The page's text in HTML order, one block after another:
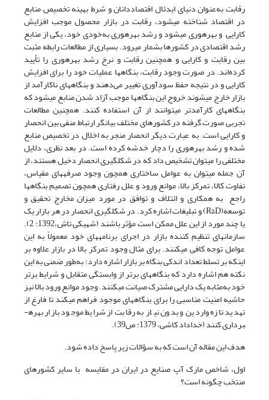
رقابت به‌عنوان دنیای ایدئال اقتصاددانان و شرط بهینه تخصیص منابع
در اقتصاد شناخته می­شود، رقابت در بازار محصول موجب افزایش
کارایی و بهره­وری می­شود و رشد بهره­وری به‌خودی خود، یکی از منابع
رشد اقتصادی در کشورها بشمار می­رود. بسیاری از مطالعات رابطه مثبت
بین رقابت و کارایی و همچنین رقابت و نرخ رشد بهره­وری را تأیید
کرده‌اند. در صورت وجود رقابت، بنگاه­ها عملیات خود را برای افزایش
کارایی و در نتیجه حفظ سودآوری تغییر می‌دهند و بنگاه­های ناکارآمد از
بازار خارج می­شوند خروج این بنگاه­ها موجب آزاد شدن منابع می­شود که
بنگاه­های کارآمدتر می­توانند از آن استفاده کنند. همچنین مطالعات
تجربی صورت گرفته در کشورهای مختلف بیانگر ارتباط منفی بین انحصار
و کارایی است. به عبارت دیگر انحصار منجر به اخلال در تخصیص منابع
شده و رشد بهره­وری را دچار خدشه کرده است. در بعد نظری، دلایل
مختلفی را می­توان تشخیص داد که در شکل­گیری انحصار دخیل هستند، از
آن جمله می­توان به عوامل ساختاری همچون وجود صرفه­های مقیاس،
تفاوت کالا، تمرکز بالا، موانع ورود و علل رفتاری همچون تصمیم بنگاه­ها
راجع به همکاری و ائتلاف و توافق در مورد میزان مخارج تحقیق و
توسعه(R&D) و تبلیغات اشاره کرد. در شکل­گیری انحصار در هر بازار یک
یا چند مورد از این علل ممکن است مؤثر باشند (شهیکی تاش،1392: 2).
سازمان­های تنظیم کننده­ بازار در اجرای برنامه­های خود معمولاً به این
عوامل توجه کافی می­کنند. برای مثال وجود تمرکز بالا در بازار علاوه بر
اینکه بر تسلط تعداد اندکی بنگاه بر بازار اشاره دارد؛ به‌طور ضمنی به این
نکته هم اشاره دارد که ­بنگاه­های برتر از وابستگی متقابل و شرایط برتر
خود به‌مثابه یک دارایی مشترک صیانت می­کنند. وجود موانع ورود بالا نیز
حاشیه­ امنیت مناسبی را برای بنگاه­های موجود فراهم می­کند تا فارغ از
تهدید تازه واردین و بدون نیاز به رقابت از شرایط موجود بازار بهره­
برداری کنند (خداداد کاشی، 1379: ص39).
هدف این مقاله آن است که به سؤالات زیر پاسخ داده شود.
اول، شاخص مارک آپ صنایع در ایران در مقایسه با سایر کشورهای
منتخب چگونه است؟